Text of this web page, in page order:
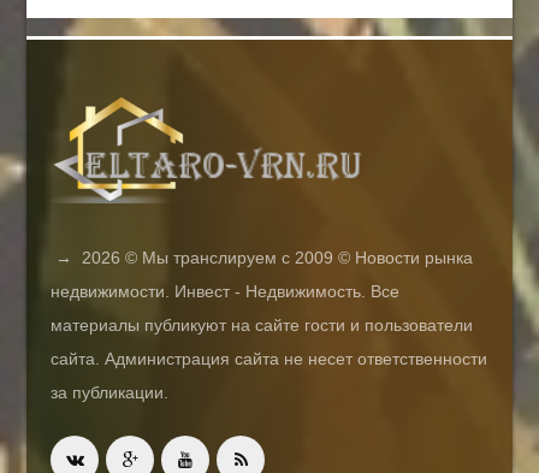
→ 2026 © Мы транслируем с 2009 © Новости рынка
недвижимости. Инвест - Недвижимость. Все
материалы публикуют на сайте гости и пользователи
сайта. Администрация сайта не несет ответственности
за публикации.